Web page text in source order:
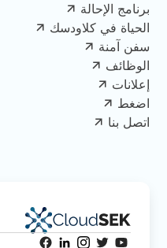
برنامج الإحالة
الحياة في كلاودسك
سفن آمنة
الوظائف
إعلانات
اضغط
اتصل بنا